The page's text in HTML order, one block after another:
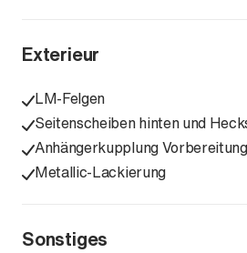
Exterieur
LM-Felgen
Seitenscheiben hinten und
Anhängerkupplung Vorbereitung
Metallic-Lackierung
Sonstiges